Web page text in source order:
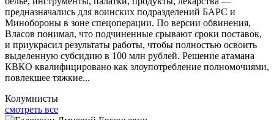
предназначались для воинских подразделений БАРС и
Минобороны в зоне спецоперации. По версии обвинения,
Власов понимал, что подчиненные срывают сроки поставок,
и приукрасил результаты работы, чтобы полностью освоить
выделенную субсидию в 100 млн рублей. Решение атамана
КВКО квалифицировано как злоупотребление полномочиями,
повлекшее тяжкие...
Колумнисты
смотреть все